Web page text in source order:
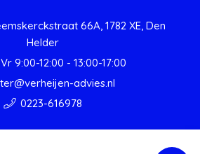
66A, 1782 XE, Den
Helder
9:00-12:00 - 13:00-17:00
advies.nl
0223-616978